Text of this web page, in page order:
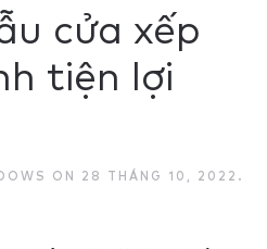
cửa xếp
tiện lợi
ON 28 THÁNG 10, 2022 .